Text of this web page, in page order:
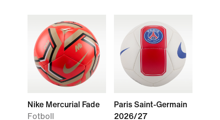
Nike Mercurial Fade
Fotboll
Paris Saint-Germain
2026/27